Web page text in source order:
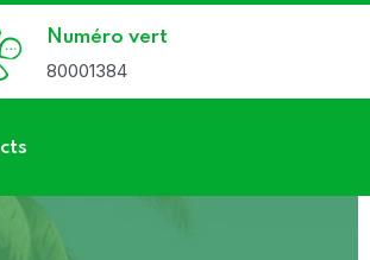
Numéro vert
80001384